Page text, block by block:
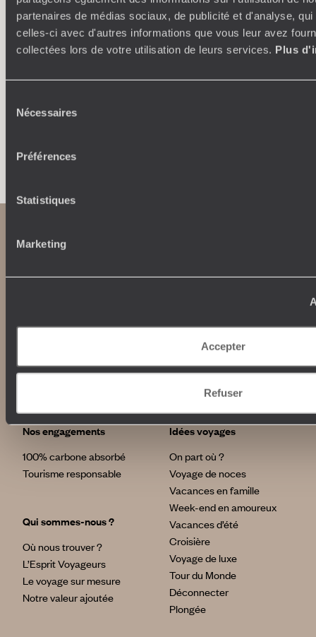
partenaires de médias sociaux, de publicité et d'analyse,
celles-ci avec d'autres informations que vous leur avez
collectées lors de votre utilisation de leurs services. Plus
Nécessaires
Préférences
Statistiques
Marketing
Accepter
Refuser
250 conseillers spécialisés par pays et par régions :
Amoureux du beau jamais à court d’idées, ils vous
inspirent et créent un voyage ultra-personnalisé :
À
Lire notre politique de confidentialité
Nos engagements
100% carbone absorbé
Tourisme responsable
Qui sommes-nous ?
Où nous trouver ?
L’Esprit Voyageurs
Le voyage sur mesure
Notre valeur ajoutée
Idées voyages
On part où ?
Voyage de noces
Vacances en famille
Week-end en amoureux
Vacances d’été
Croisière
Voyage de luxe
Tour du Monde
Déconnecter
Plongée